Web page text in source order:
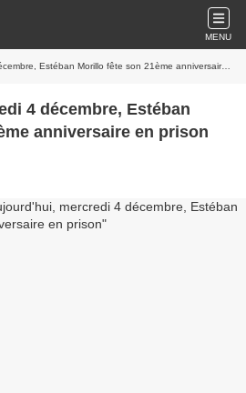
MENU
Estéban Morillo fête son 21ème anniversaire en prison
4 décembre, Estéban
anniversaire en prison